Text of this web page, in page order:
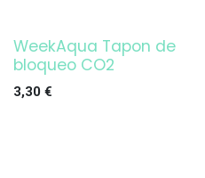
WeekAqua Tapon de
bloqueo CO2
3,30 €